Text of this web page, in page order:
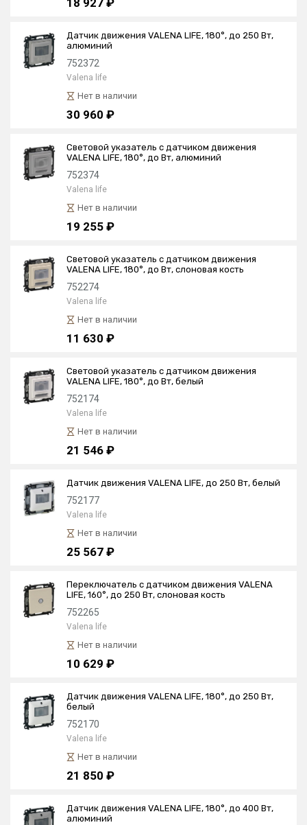
18 927 ₽
Датчик движения VALENA LIFE, 180°, до 250 Вт,
алюминий
752372
Valena life
Нет в наличии
30 960 ₽
Световой указатель с датчиком движения
VALENA LIFE, 180°, до Вт, алюминий
752374
Valena life
Нет в наличии
19 255 ₽
Световой указатель с датчиком движения
VALENA LIFE, 180°, до Вт, слоновая кость
752274
Valena life
Нет в наличии
11 630 ₽
Световой указатель с датчиком движения
VALENA LIFE, 180°, до Вт, белый
752174
Valena life
Нет в наличии
21 546 ₽
Датчик движения VALENA LIFE, до 250 Вт, белый
752177
Valena life
Нет в наличии
25 567 ₽
Переключатель с датчиком движения VALENA
LIFE, 160°, до 250 Вт, слоновая кость
752265
Valena life
Нет в наличии
10 629 ₽
Датчик движения VALENA LIFE, 180°, до 250 Вт,
белый
752170
Valena life
Нет в наличии
21 850 ₽
Датчик движения VALENA LIFE, 180°, до 400 Вт,
алюминий